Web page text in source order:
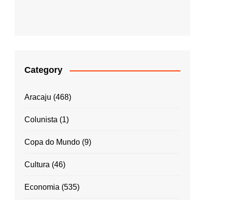
Category
Aracaju (468)
Colunista (1)
Copa do Mundo (9)
Cultura (46)
Economia (535)